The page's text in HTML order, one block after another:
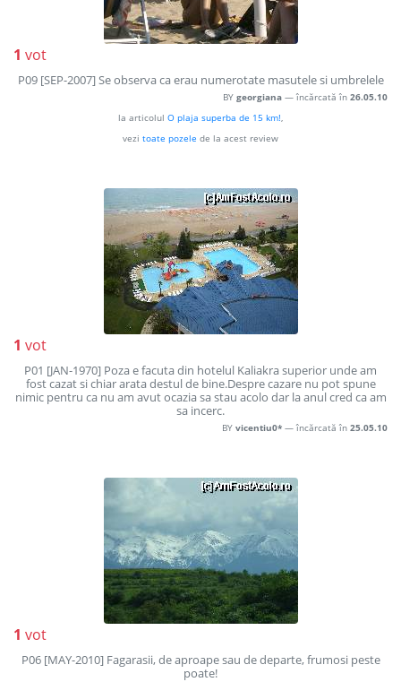
1 vot
P09 [SEP-2007] Se observa ca erau numerotate masutele si umbrelele
BY georgiana — încărcată în 26.05.10
la articolul O plaja superba de 15 km!,
vezi toate pozele de la acest review
1 vot
P01 [JAN-1970] Poza e facuta din hotelul Kaliakra superior unde am
fost cazat si chiar arata destul de bine.Despre cazare nu pot spune
nimic pentru ca nu am avut ocazia sa stau acolo dar la anul cred ca am
sa incerc.
BY vicentiu0* — încărcată în 25.05.10
1 vot
P06 [MAY-2010] Fagarasii, de aproape sau de departe, frumosi peste
poate!